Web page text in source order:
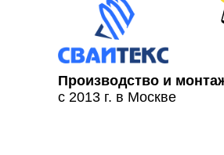
Производство и
с 2013 г. в Москве